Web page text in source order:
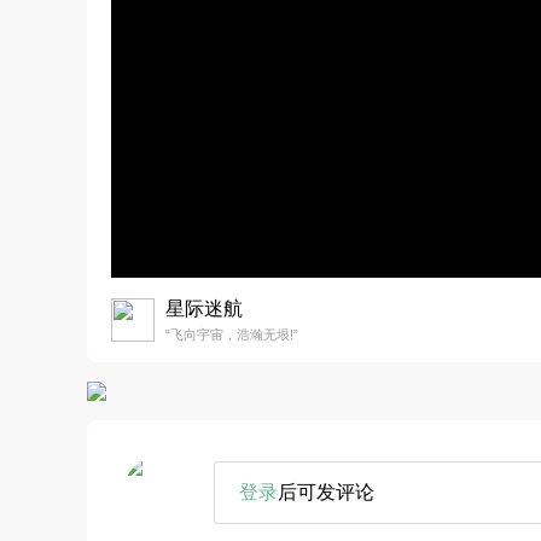
星际迷航
“飞向宇宙，浩瀚无垠!”
登录后可发评论